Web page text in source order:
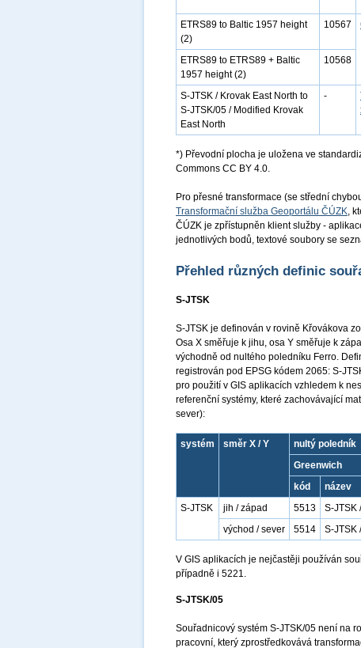
ETRS89 to Baltic 1957 height
(2)
10567
ETRS89 to ETRS89 + Baltic
1957 height (2)
10568
S-JTSK / Krovak East North to
S-JTSK/05 / Modified Krovak
East North
-
*) Převodní plocha je uložena ve
Commons CC BY 4.0.
Pro přesné transformace (se střední
Transformační služba Geoportálu ČÚZK,
ČÚZK je zpřístupněn klient služby -
jednotlivých bodů, textové soubory se
Přehled různých definic
S-JTSK
S-JTSK je definován v rovině Křovákova
Osa X směřuje k jihu, osa Y směřuje k
východně od nultého poledníku Ferro.
registrován pod EPSG kódem 2065: S-
pro použití v GIS aplikacích vzhledem k
referenční systémy, které zachovávající
sever):
systém směr X / Y
nultý poledník
Greenwich
kód
název
S-JTSK
jih / západ 5513 S-JTSK
východ / sever
5514 S-JTSK
V GIS aplikacích je nejčastěji používán
případně i 5221.
S-JTSK/05
Souřadnicový systém S-JTSK/05 není na
pracovní, který zprostředkovává